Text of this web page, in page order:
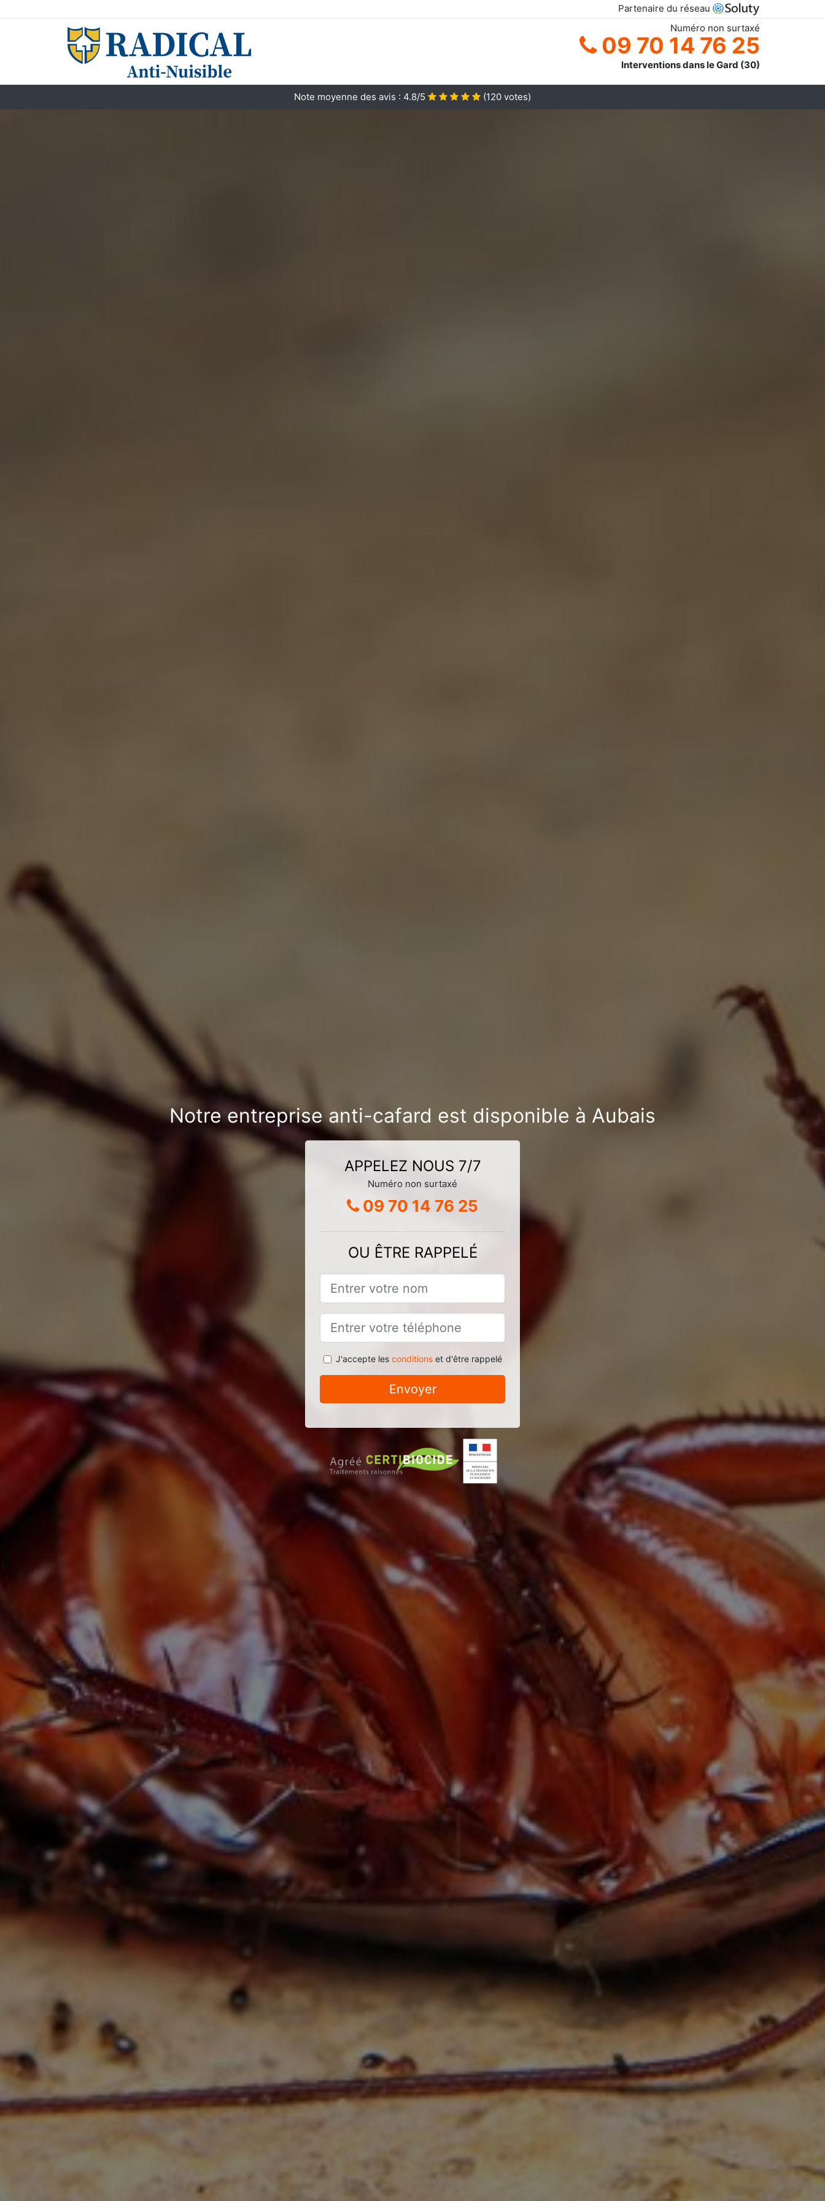
Partenaire du réseau
Numéro non surtaxé
09 70 14 76 25
Interventions dans le Gard (30)
Note moyenne des avis : 4.8/5 (120 votes)
Notre entreprise anti-cafard est disponible à Aubais
APPELEZ NOUS 7/7
Numéro non surtaxé
09 70 14 76 25
OU ÊTRE RAPPELÉ
J'accepte les conditionset d'être rappelé
Envoyer